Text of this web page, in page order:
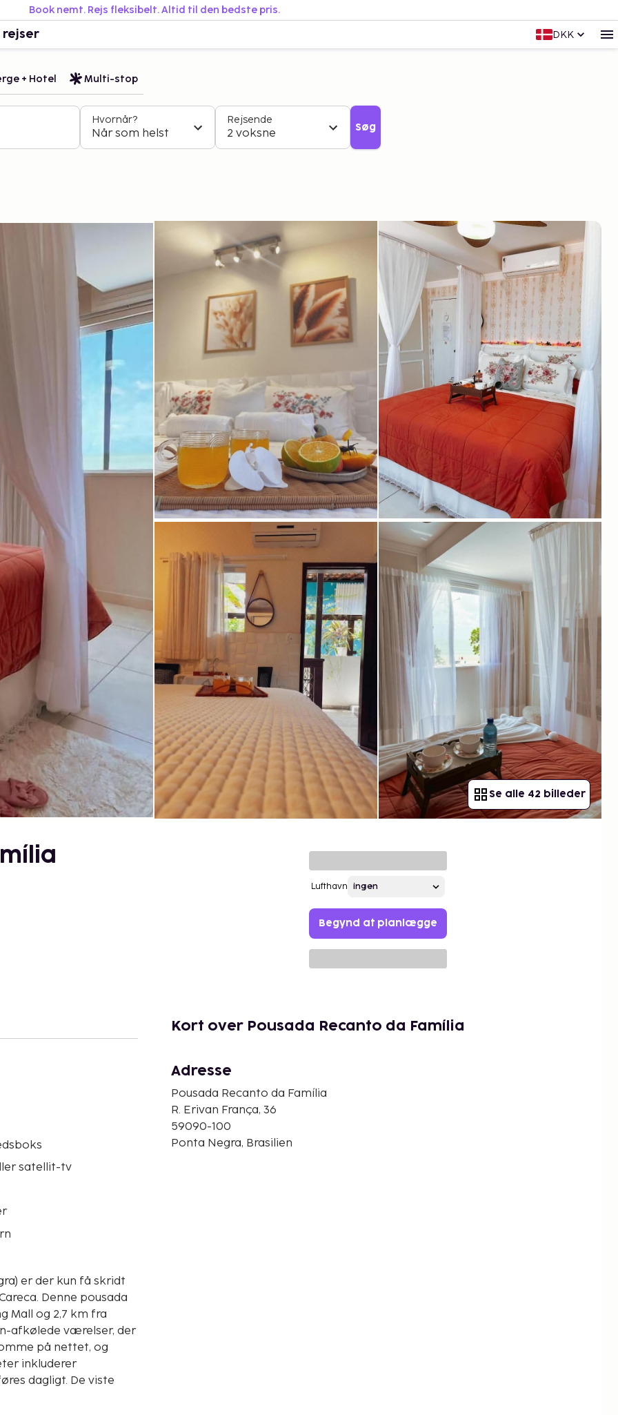
Book nemt. Rejs fleksibelt. Altid til den bedste pris.
rejser DKK
+ Hotel Multi-stop
Hvornår?
Når som helst
Rejsende
2 voksne Søg
Se alle 42 billeder
Lufthavn
Begynd at planlægge
satellit-tv
er der kun få skridt
Mall og 2,7 km fra
afkølede værelser, der
på nettet, og
inkluderer
dagligt. De viste
Kort over Pousada Recanto da Família
Adresse
Pousada Recanto da Família
R. Erivan França, 36
59090-100
Ponta Negra, Brasilien